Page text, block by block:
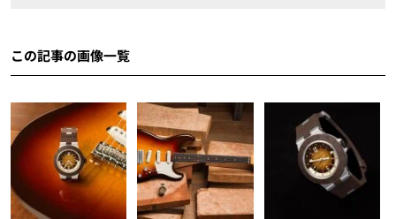
この記事の画像一覧